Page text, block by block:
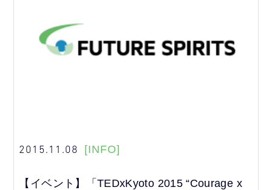
2015.11.08 [INFO]
【イベント】「TEDxKyoto 2015 “Courage x